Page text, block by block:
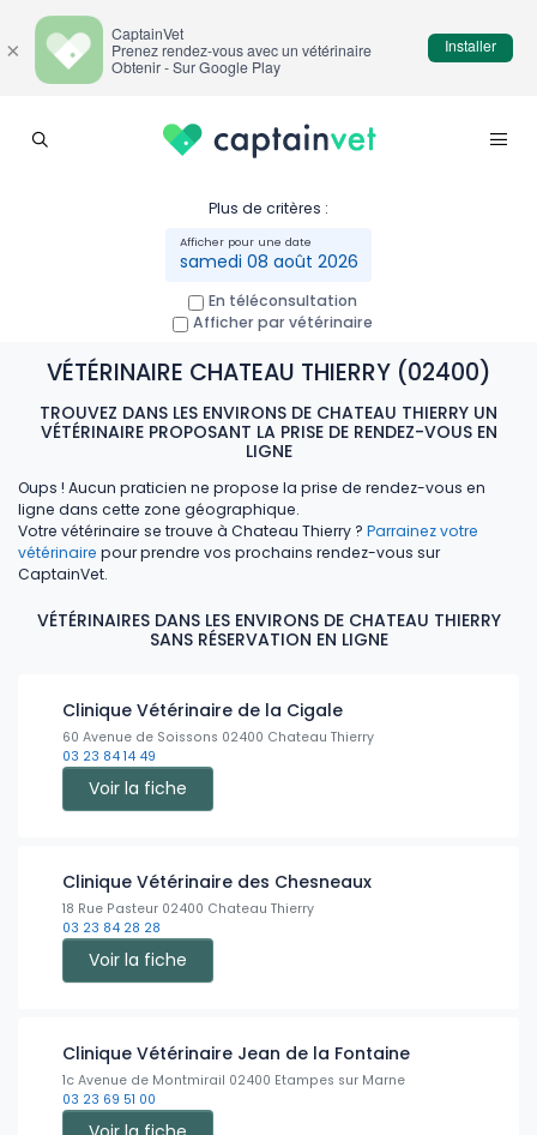
Plus de critères :
samedi 08 août 2026
En téléconsultation
Afficher par vétérinaire
VÉTÉRINAIRE CHATEAU THIERRY (02400)
TROUVEZ DANS LES ENVIRONS DE CHATEAU THIERRY UN
VÉTÉRINAIRE PROPOSANT LA PRISE DE RENDEZ-VOUS EN
LIGNE
Oups ! Aucun praticien ne propose la prise de rendez-vous en
ligne dans cette zone géographique.
Votre vétérinaire se trouve à Chateau Thierry ? Parrainez votre
vétérinaire pour prendre vos prochains rendez-vous sur
CaptainVet.
VÉTÉRINAIRES DANS LES ENVIRONS DE CHATEAU THIERRY
SANS RÉSERVATION EN LIGNE
Clinique Vétérinaire de la Cigale
60 Avenue de Soissons 02400 Chateau Thierry
03 23 84 14 49
Voir la fiche
Clinique Vétérinaire des Chesneaux
18 Rue Pasteur 02400 Chateau Thierry
03 23 84 28 28
Voir la fiche
Clinique Vétérinaire Jean de la Fontaine
1c Avenue de Montmirail 02400 Etampes sur Marne
03 23 69 51 00
×
CaptainVet
Prenez rendez-vous avec un vétérinaire
Obtenir - Sur Google Play
Installer